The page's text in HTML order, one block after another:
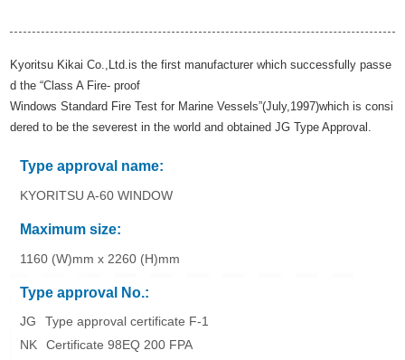
Kyoritsu Kikai Co.,Ltd.is the first manufacturer which successfully passe
d the “Class A Fire‐ proof
Windows Standard Fire Test for Marine Vessels”(July,1997)which is consi
dered to be the severest in the world and obtained JG Type Approval.
Type approval name:
KYORITSU A-60 WINDOW
Maximum size:
1160 (W)mm x 2260 (H)mm
Type approval No.:
JG
Type approval certificate F-1
NK
Certificate 98EQ 200 FPA